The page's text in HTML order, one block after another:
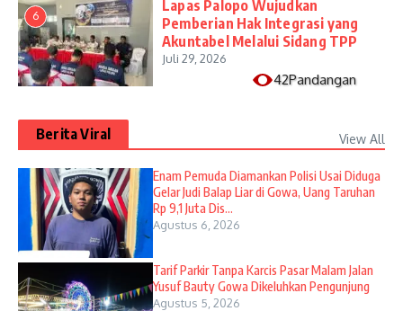
6
Lapas Palopo Wujudkan
Pemberian Hak Integrasi yang
Akuntabel Melalui Sidang TPP
Juli 29, 2026
42Pandangan
Berita Viral View All
Enam Pemuda Diamankan Polisi Usai Diduga
Gelar Judi Balap Liar di Gowa, Uang Taruhan
Rp 9,1 Juta Dis...
Agustus 6, 2026
Tarif Parkir Tanpa Karcis Pasar Malam Jalan
Yusuf Bauty Gowa Dikeluhkan Pengunjung
Agustus 5, 2026